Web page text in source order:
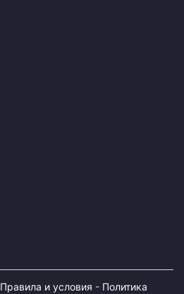
Правила и условия - Политика